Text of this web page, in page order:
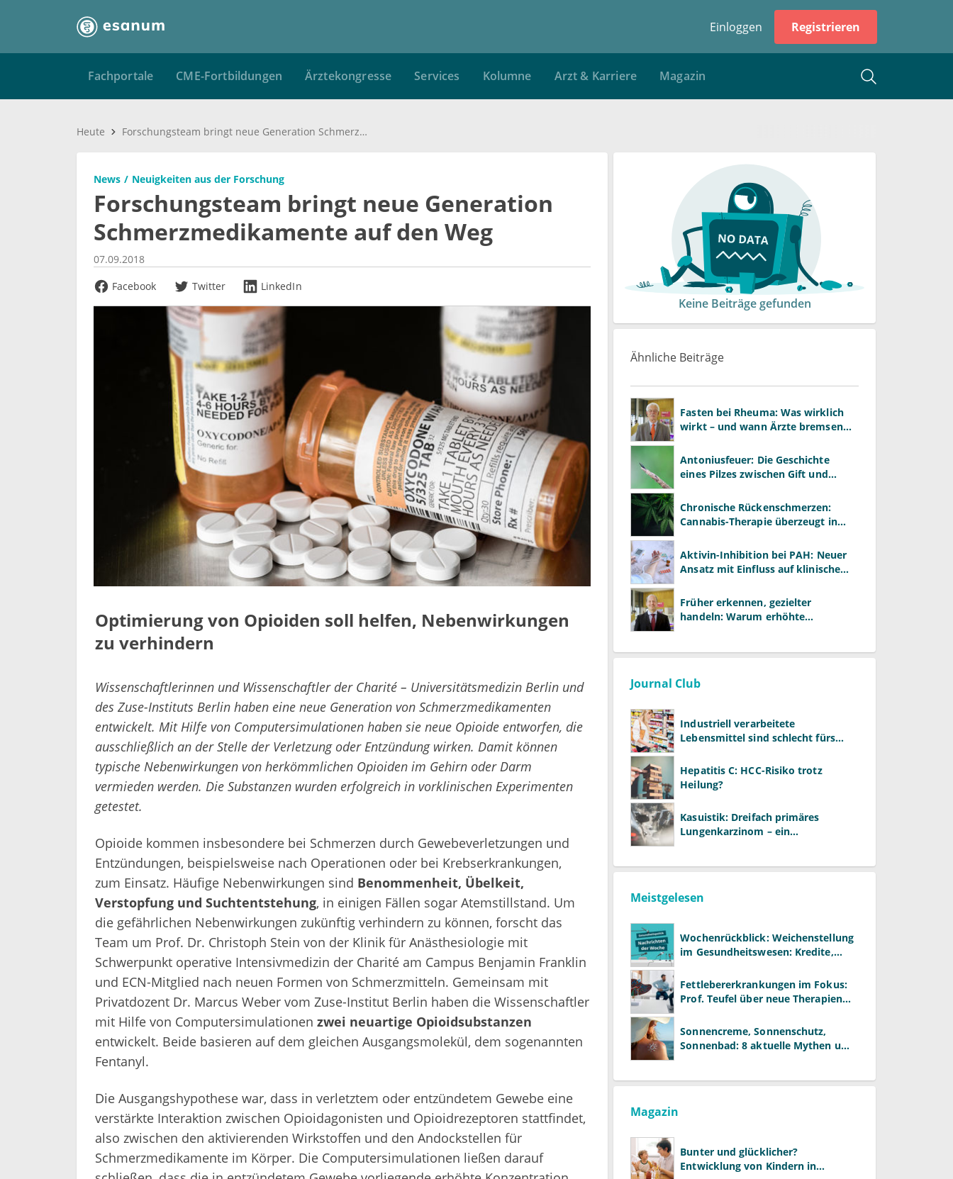
Einloggen Registrieren
Fachportale CME-Fortbildungen Ärztekongresse Services Kolumne Arzt & Karriere Magazin
Heute Forschungsteam bringt neue Generation Schmerzmedikamente auf den Weg
News Neuigkeiten aus der Forschung
Forschungsteam bringt neue Generation
Schmerzmedikamente auf den Weg
07.09.2018
Facebook
Twitter LinkedIn
Optimierung von Opioiden soll helfen, Nebenwirkungen
zu verhindern
Wissenschaftlerinnen und Wissenschaftler der Charité – Universitätsmedizin Berlin und
des Zuse-Instituts Berlin haben eine neue Generation von Schmerzmedikamenten
entwickelt. Mit Hilfe von Computersimulationen haben sie neue Opioide entworfen, die
ausschließlich an der Stelle der Verletzung oder Entzündung wirken. Damit können
typische Nebenwirkungen von herkömmlichen Opioiden im Gehirn oder Darm
vermieden werden. Die Substanzen wurden erfolgreich in vorklinischen Experimenten
getestet.
Opioide kommen insbesondere bei Schmerzen durch Gewebeverletzungen und
Entzündungen, beispielsweise nach Operationen oder bei Krebserkrankungen,
zum Einsatz. Häufige Nebenwirkungen sind Benommenheit, Übelkeit,
Verstopfung und Suchtentstehung, in einigen Fällen sogar Atemstillstand. Um
die gefährlichen Nebenwirkungen zukünftig verhindern zu können, forscht das
Team um Prof. Dr. Christoph Stein von der Klinik für Anästhesiologie mit
Schwerpunkt operative Intensivmedizin der Charité am Campus Benjamin Franklin
und ECN-Mitglied nach neuen Formen von Schmerzmitteln. Gemeinsam mit
Privatdozent Dr. Marcus Weber vom Zuse-Institut Berlin haben die Wissenschaftler
mit Hilfe von Computersimulationen zwei neuartige Opioidsubstanzen
entwickelt. Beide basieren auf dem gleichen Ausgangsmolekül, dem sogenannten
Fentanyl.
Die Ausgangshypothese war, dass in verletztem oder entzündetem Gewebe eine
verstärkte Interaktion zwischen Opioidagonisten und Opioidrezeptoren stattfindet,
also zwischen den aktivierenden Wirkstoffen und den Andockstellen für
Schmerzmedikamente im Körper. Die Computersimulationen ließen darauf
Keine Beiträge gefunden
Ähnliche Beiträge
Fasten bei Rheuma: Was wirklich
wirkt – und wann Ärzte bremsen
Antoniusfeuer: Die Geschichte
eines Pilzes zwischen Gift und
Chronische Rückenschmerzen:
Cannabis-Therapie überzeugt in
Aktivin-Inhibition bei PAH: Neuer
Ansatz mit Einfluss auf klinische
Früher erkennen, gezielter
handeln: Warum erhöhte
Journal Club
Industriell verarbeitete
Lebensmittel sind schlecht fürs
Hepatitis C: HCC-Risiko trotz
Heilung?
Kasuistik: Dreifach primäres
Lungenkarzinom – ein
Meistgelesen
Wochenrückblick: Weichenstellung
im Gesundheitswesen: Kredite,
Fettlebererkrankungen im Fokus:
Prof. Teufel über neue Therapien
Sonnencreme, Sonnenschutz,
Sonnenbad: 8 aktuelle Mythen und
Magazin
Bunter und glücklicher?
Entwicklung von Kindern in